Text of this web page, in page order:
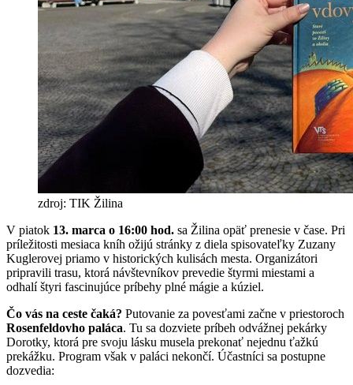
zdroj: TIK Žilina
V piatok 13. marca o 16:00 hod. sa Žilina opäť prenesie v čase. Pri
príležitosti mesiaca kníh ožijú stránky z diela spisovateľky Zuzany
Kuglerovej priamo v historických kulisách mesta. Organizátori
pripravili trasu, ktorá návštevníkov prevedie štyrmi miestami a
odhalí štyri fascinujúce príbehy plné mágie a kúziel.
Čo vás na ceste čaká? Putovanie za povesťami začne v priestoroch
Rosenfeldovho paláca. Tu sa dozviete príbeh odvážnej pekárky
Dorotky, ktorá pre svoju lásku musela prekonať nejednu ťažkú
prekážku. Program však v paláci nekončí. Účastníci sa postupne
dozvedia: